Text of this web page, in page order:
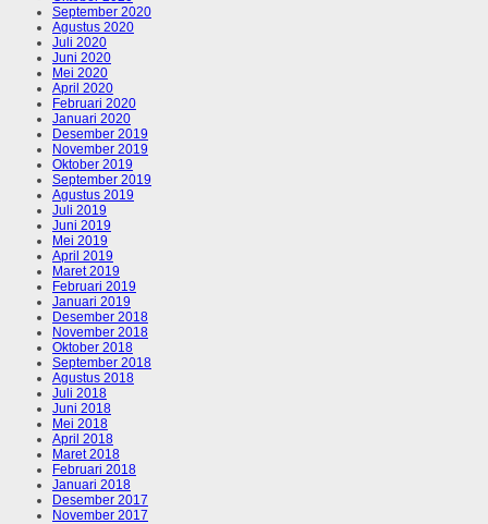
September 2020
Agustus 2020
Juli 2020
Juni 2020
Mei 2020
April 2020
Februari 2020
Januari 2020
Desember 2019
November 2019
Oktober 2019
September 2019
Agustus 2019
Juli 2019
Juni 2019
Mei 2019
April 2019
Maret 2019
Februari 2019
Januari 2019
Desember 2018
November 2018
Oktober 2018
September 2018
Agustus 2018
Juli 2018
Juni 2018
Mei 2018
April 2018
Maret 2018
Februari 2018
Januari 2018
Desember 2017
November 2017